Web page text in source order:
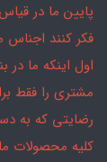
پایین ما در
فکر کنند اجناس
اول اینکه ما در
مشتری را فقط
رضایتی که به
کلیه محصولات